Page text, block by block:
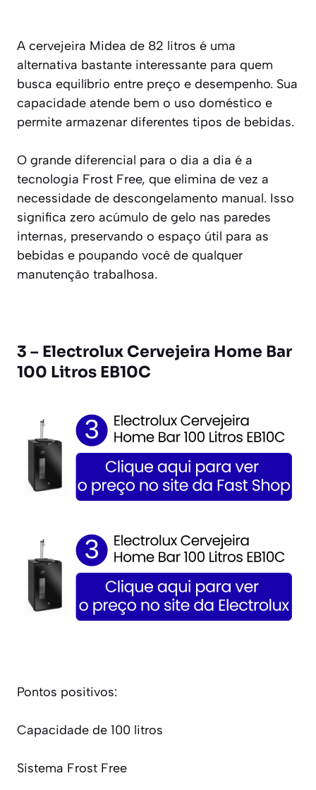
A cervejeira Midea de 82 litros é uma
alternativa bastante interessante para quem
busca equilíbrio entre preço e desempenho. Sua
capacidade atende bem o uso doméstico e
permite armazenar diferentes tipos de bebidas.
O grande diferencial para o dia a dia é a
tecnologia Frost Free, que elimina de vez a
necessidade de descongelamento manual. Isso
significa zero acúmulo de gelo nas paredes
internas, preservando o espaço útil para as
bebidas e poupando você de qualquer
manutenção trabalhosa.
3 – Electrolux Cervejeira Home Bar
100 Litros EB10C
Pontos positivos:
Capacidade de 100 litros
Sistema Frost Free